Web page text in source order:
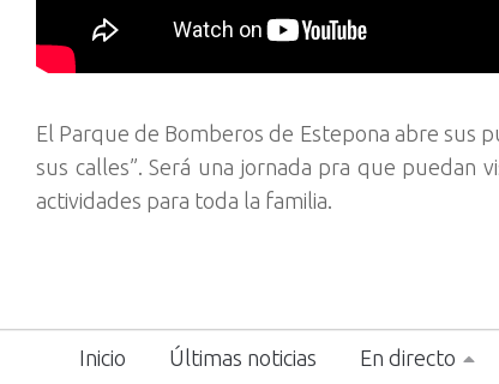
El Parque de Bomberos de Estepona abre sus
sus calles”. Será una jornada pra que puedan
actividades para toda la familia.
Inicio Últimas noticias En directo